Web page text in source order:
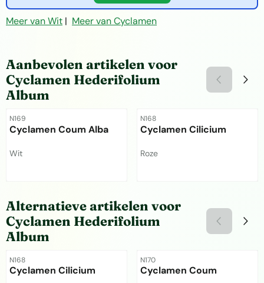
Meer van Wit | Meer van Cyclamen
Aanbevolen artikelen voor
Cyclamen Hederifolium
Album
Artikelnummer
N169
Cyclamen Coum Alba
Merk:
Wit
Artikelnummer
N168
Cyclamen Cilicium
Merk:
Roze
Alternatieve artikelen voor
Cyclamen Hederifolium
Album
Artikelnummer
N168
Cyclamen Cilicium
Artikelnummer
N170
Cyclamen Coum